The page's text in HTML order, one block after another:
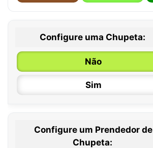
Configure uma Chupeta:
Não
Sim
0 / 6 meses
Configure um Prendedor de
Chupeta: